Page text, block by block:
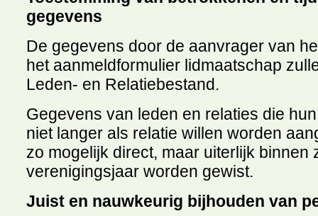
gegevens
De gegevens door de aanvrager van
het aanmeldformulier lidmaatschap
Leden- en Relatiebestand.
Gegevens van leden en relaties die
niet langer als relatie willen worden
zo mogelijk direct, maar uiterlijk binnen
verenigingsjaar worden gewist.
Juist en nauwkeurig bijhouden van